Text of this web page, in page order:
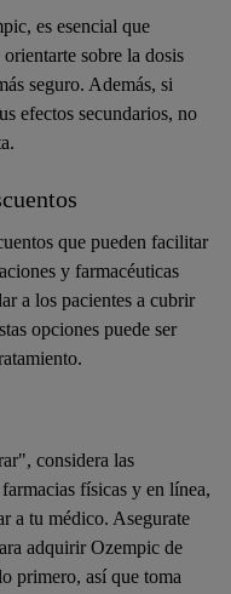
es esencial que
sobre la dosis
seguro. Además, si
efectos secundarios, no
que pueden facilitar
y farmacéuticas
a los pacientes a cubrir
opciones puede ser
considera las
físicas y en línea,
a tu médico. Asegurate
adquirir Ozempic de
primero, así que toma